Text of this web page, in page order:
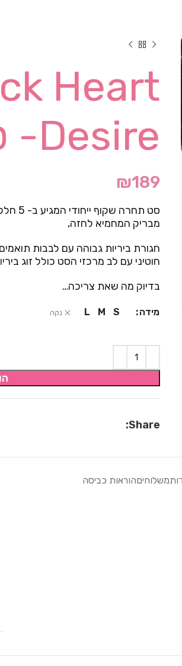
Heart
Desire- סט סקסי
₪189
סט
מבריק המחמיא לחזה,
חגורת ביריות גבוהה עם לבבות
חוטיני עם לב מרכזי הסט כולל זוג
בדיוק מה שאת צריכה…
מידה S
M
L נקה
Share:
משלוחיםהוראות כביסה